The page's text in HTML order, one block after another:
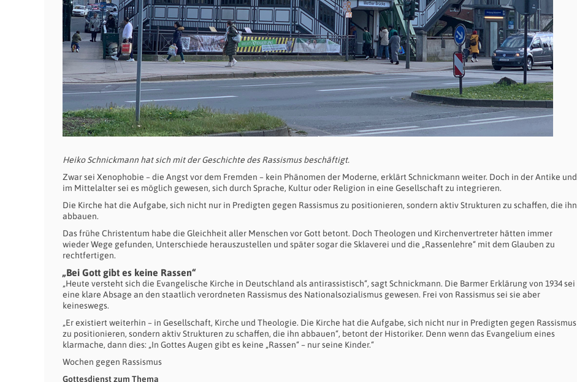
Heiko Schnickmann hat sich mit der Geschichte des Rassismus beschäftigt.
Zwar sei Xenophobie – die Angst vor dem Fremden – kein Phänomen der Moderne, erklärt Schnickmann weiter. Doch in der Antike und
im Mittelalter sei es möglich gewesen, sich durch Sprache, Kultur oder Religion in eine Gesellschaft zu integrieren.
Die Kirche hat die Aufgabe, sich nicht nur in Predigten gegen Rassismus zu positionieren, sondern aktiv Strukturen zu schaffen, die ihn
abbauen.
Das frühe Christentum habe die Gleichheit aller Menschen vor Gott betont. Doch Theologen und Kirchenvertreter hätten immer
wieder Wege gefunden, Unterschiede herauszustellen und später sogar die Sklaverei und die „Rassenlehre“ mit dem Glauben zu
rechtfertigen.
„Bei Gott gibt es keine Rassen“
„Heute versteht sich die Evangelische Kirche in Deutschland als antirassistisch“, sagt Schnickmann. Die Barmer Erklärung von 1934 sei
eine klare Absage an den staatlich verordneten Rassismus des Nationalsozialismus gewesen. Frei von Rassismus sei sie aber
keineswegs.
„Er existiert weiterhin – in Gesellschaft, Kirche und Theologie. Die Kirche hat die Aufgabe, sich nicht nur in Predigten gegen Rassismus
zu positionieren, sondern aktiv Strukturen zu schaffen, die ihn abbauen“, betont der Historiker. Denn wenn das Evangelium eines
klarmache, dann dies: „In Gottes Augen gibt es keine „Rassen“ – nur seine Kinder.“
Wochen gegen Rassismus
Gottesdienst zum Thema